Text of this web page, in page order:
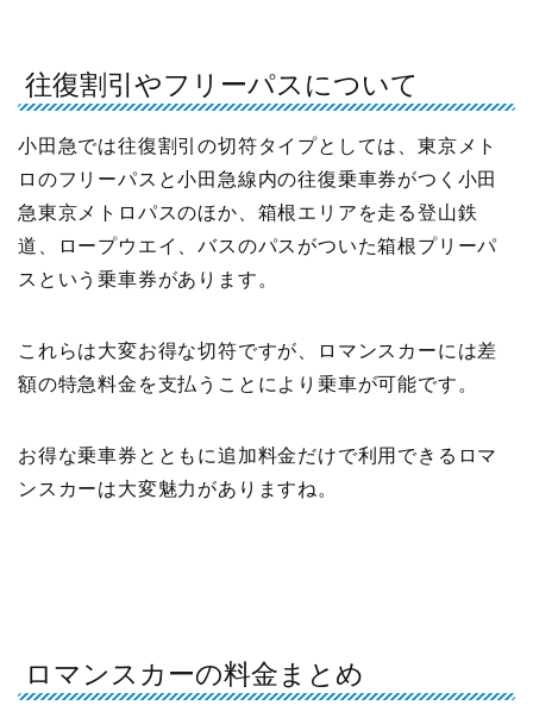
往復割引やフリーパスについて
小田急では往復割引の切符タイプとしては、東京メト
ロのフリーパスと小田急線内の往復乗車券がつく小田
急東京メトロパスのほか、箱根エリアを走る登山鉄
道、ロープウエイ、バスのパスがついた箱根プリーパ
スという乗車券があります。
これらは大変お得な切符ですが、ロマンスカーには差
額の特急料金を支払うことにより乗車が可能です。
お得な乗車券とともに追加料金だけで利用できるロマ
ンスカーは大変魅力がありますね。
ロマンスカーの料金まとめ